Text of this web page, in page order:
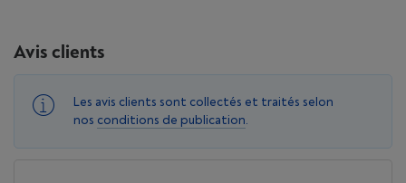
Avis clients
Les avis clients sont collectés et traités selon
nos conditions de publication.